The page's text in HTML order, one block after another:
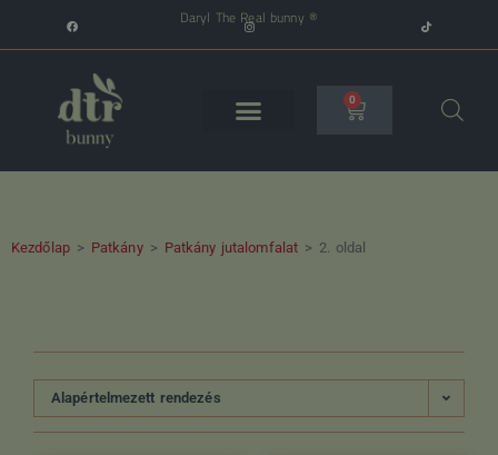
Daryl The Real bunny ®
0
Kezdőlap > Patkány > Patkány jutalomfalat > 2. oldal
Alapértelmezett rendezés